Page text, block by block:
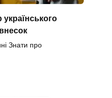
українського
Знати про